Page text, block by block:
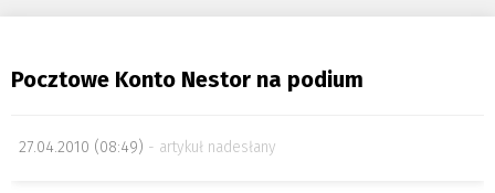
Pocztowe Konto Nestor na podium
27.04.2010 (08:49) artykuł nadesłany